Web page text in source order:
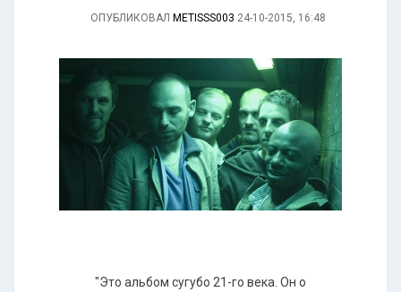
ОПУБЛИКОВАЛ METISSS003 24-10-2015, 16:48
"Это альбом сугубо 21-го века. Он о